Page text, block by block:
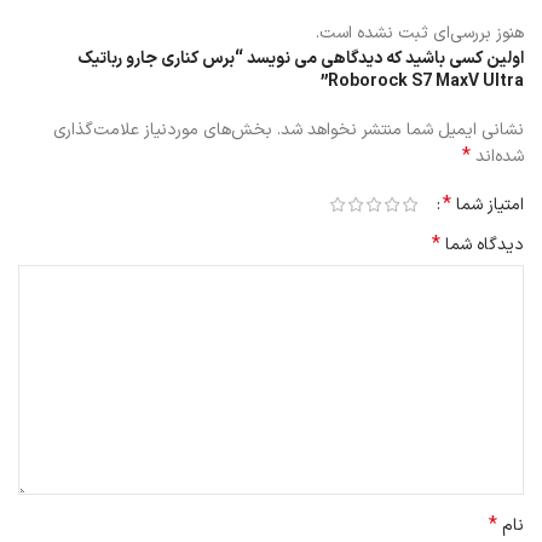
هنوز بررسی‌ای ثبت نشده است.
اولین کسی باشید که دیدگاهی می نویسد “برس کناری جارو رباتیک
Roborock S7 MaxV Ultra”
نشانی ایمیل شما منتشر نخواهد شد. بخش‌های موردنیاز علامت‌گذاری
شده‌اند*
امتیاز شما*
دیدگاه شما*
نام*